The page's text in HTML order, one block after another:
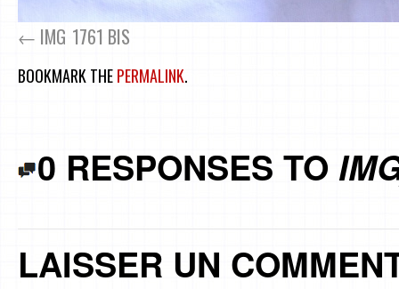
IMG_1761 BIS
BOOKMARK THEPERMALINK.
0 RESPONSES TO
LAISSER UN